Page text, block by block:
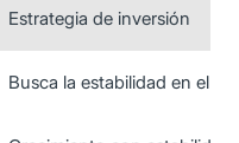
Estrategia de inversión
Busca la estabilidad en el